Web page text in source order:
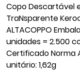
Copo Descartável
TraNsparente
ALTACOPPO
unidades = 2.500
Certificado Norma
unitário: 1,62g